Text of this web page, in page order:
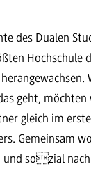
des Dualen
Hochschule
geht,
gleich im
Gemeinsam
und sozial